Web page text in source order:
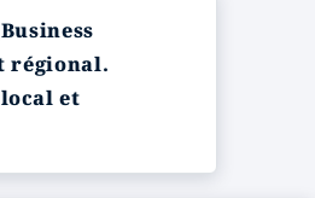
régional.
et